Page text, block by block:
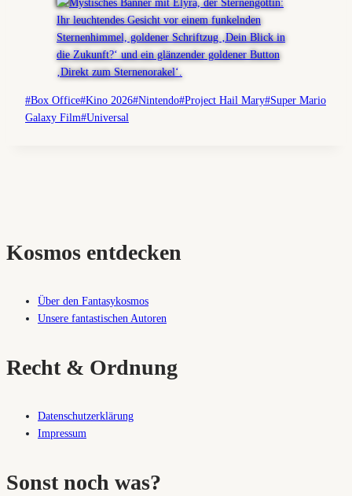
Schlagworte:
#Box Office#Kino 2026#Nintendo#Project Hail Mary#Super Mario
Galaxy Film#Universal
Kosmos entdecken
Über den Fantasykosmos
Unsere fantastischen Autoren
Recht & Ordnung
Datenschutzerklärung
Impressum
Sonst noch was?